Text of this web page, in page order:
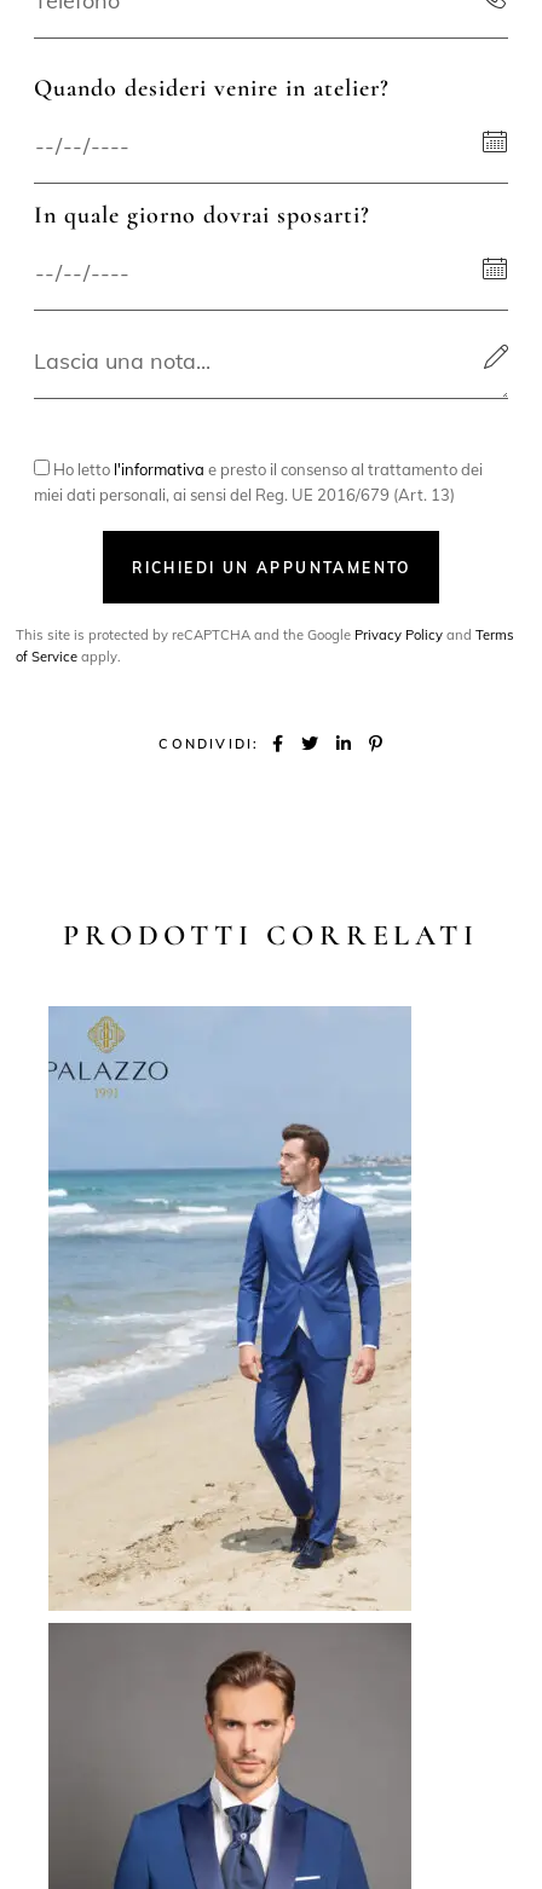
Quando desideri venire in atelier?
In quale giorno dovrai sposarti?
Ho letto l'informativa e presto il consenso al trattamento dei
miei dati personali, ai sensi del Reg. UE 2016/679 (Art. 13)
RICHIEDI UN APPUNTAMENTO
This site is protected by reCAPTCHA and the Google Privacy Policy andTerms
of Service apply.
CONDIVIDI:
PRODOTTI CORRELATI